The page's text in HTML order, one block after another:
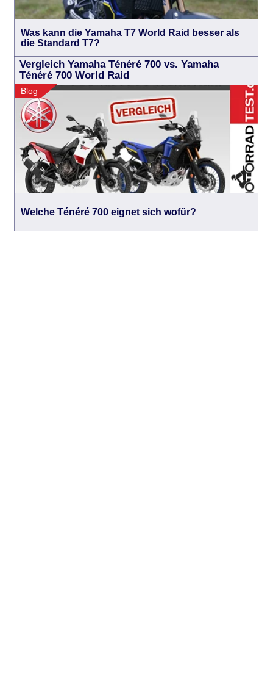
Was kann die Yamaha T7 World Raid besser als
die Standard T7?
Vergleich Yamaha Ténéré 700 vs. Yamaha
Ténéré 700 World Raid
Blog
Welche Ténéré 700 eignet sich wofür?